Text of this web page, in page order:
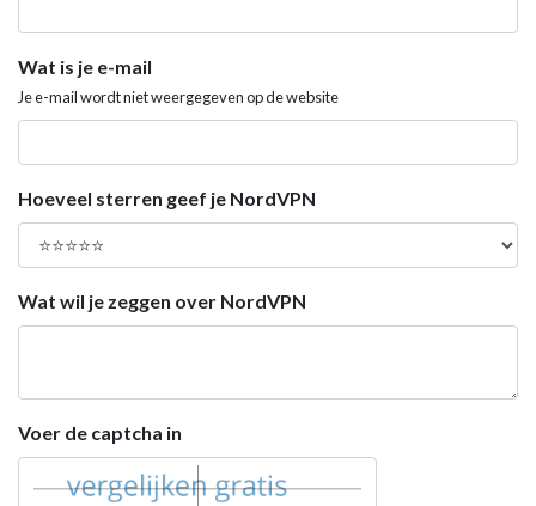
Wat is je e-mail
Je e-mail wordt niet weergegeven op de website
Hoeveel sterren geef je NordVPN
Wat wil je zeggen over NordVPN
Voer de captcha in